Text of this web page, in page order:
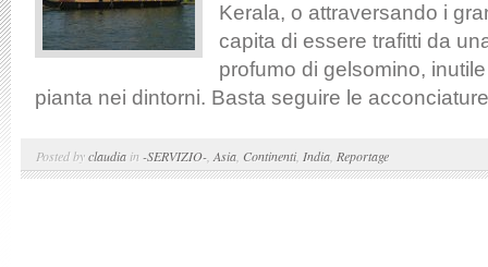
Kerala, o attraversando i
capita di essere trafitti da
profumo di gelsomino,
pianta nei dintorni. Basta seguire le
Posted byclaudia in -SERVIZIO- Asia Continenti, India Reportage